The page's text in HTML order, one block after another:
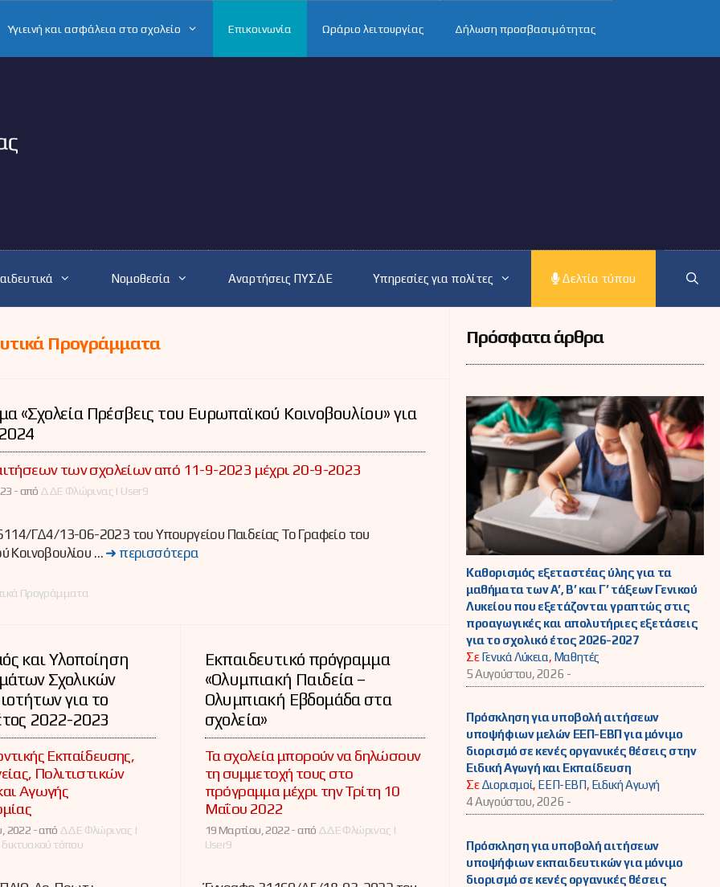
Υγιεινή και ασφάλεια στο σχολείο Επικοινωνία Ωράριο λειτουργίας Δήλωση προσβασιμότητας
Νομοθεσία Αναρτήσεις ΠΥΣΔΕ Υπηρεσίες για πολίτες Δελτία τύπου
Προγράμματα
«Σχολεία Πρέσβεις του Ευρωπαϊκού Κοινοβουλίου» για
των σχολείων από 11-9-2023 μέχρι 20-9-2023
-από ΔΔΕ Φλώρινας | User9
ΓΔ4/13-06-2023 του Υπουργείου Παιδείας Το Γραφείο του
Κοινοβουλίου … ➜ περισσότερα
Προγράμματα
και Υλοποίηση
Σχολικών
για το
2022-2023
Εκπαίδευσης,
Πολιτιστικών
Αγωγής
2022 -από ΔΔΕ Φλώρινας |
δικτυακού τόπου
Εκπαιδευτικό πρόγραμμα
«Ολυμπιακή Παιδεία –
Ολυμπιακή Εβδομάδα στα
σχολεία»
Τα σχολεία μπορούν να δηλώσουν
τη συμμετοχή τους στο
πρόγραμμα μέχρι την Τρίτη 10
Μαΐου 2022
19 Μαρτίου, 2022 -από ΔΔΕ Φλώρινας |
User9
Πρόσφατα άρθρα
Καθορισμός εξεταστέας ύλης για τα
μαθήματα των Α’, Β’ και Γ’ τάξεων Γενικού
Λυκείου που εξετάζονται γραπτώς στις
προαγωγικές και απολυτήριες εξετάσεις
για το σχολικό έτος 2026-2027
ΣεΓενικά Λύκεια, Μαθητές
5 Αυγούστου, 2026 -
Πρόσκληση για υποβολή αιτήσεων
υποψήφιων μελών ΕΕΠ-ΕΒΠ για μόνιμο
διορισμό σε κενές οργανικές θέσεις στην
Ειδική Αγωγή και Εκπαίδευση
ΣεΔιορισμοί, ΕΕΠ-ΕΒΠ, Ειδική Αγωγή
4 Αυγούστου, 2026 -
Πρόσκληση για υποβολή αιτήσεων
υποψήφιων εκπαιδευτικών για μόνιμο
διορισμό σε κενές οργανικές θέσεις